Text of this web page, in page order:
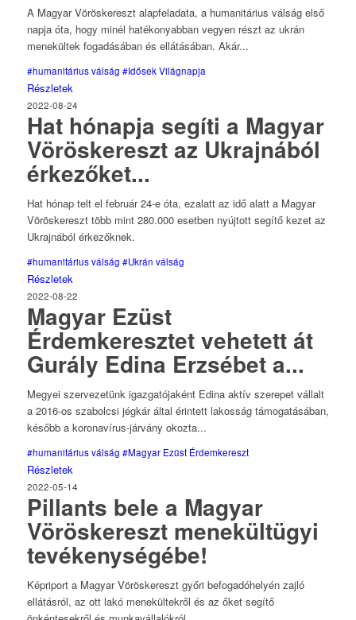
A Magyar Vöröskereszt alapfeladata, a humanitárius válság első
napja óta, hogy minél hatékonyabban vegyen részt az ukrán
menekültek fogadásában és ellátásában. Akár...
#humanitárius válság #Idősek Világnapja
Részletek
2022-08-24
Hat hónapja segíti a Magyar
Vöröskereszt az Ukrajnából
érkezőket...
Hat hónap telt el február 24-e óta, ezalatt az idő alatt a Magyar
Vöröskereszt több mint 280.000 esetben nyújtott segítő kezet az
Ukrajnából érkezőknek.
#humanitárius válság #Ukrán válság
Részletek
2022-08-22
Magyar Ezüst
Érdemkeresztet vehetett át
Gurály Edina Erzsébet a...
Megyei szervezetünk igazgatójaként Edina aktív szerepet vállalt
a 2016-os szabolcsi jégkár által érintett lakosság támogatásában,
később a koronavírus-járvány okozta...
#humanitárius válság #Magyar Ezüst Érdemkereszt
Részletek
2022-05-14
Pillants bele a Magyar
Vöröskereszt menekültügyi
tevékenységébe!
Képriport a Magyar Vöröskereszt győri befogadóhelyén zajló
ellátásról, az ott lakó menekültekről és az őket segítő